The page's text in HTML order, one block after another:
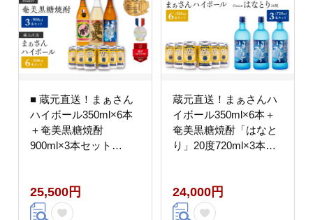
■ 蔵元直送！まぁさん
ハイボール350ml×6本
＋奄美黒糖焼酎
900ml×3本セット
25,500円
蔵元直送！まぁさんハ
イボール350ml×6本＋
奄美黒糖焼酎「はなと
り」20度720ml×3本セ
24,000円